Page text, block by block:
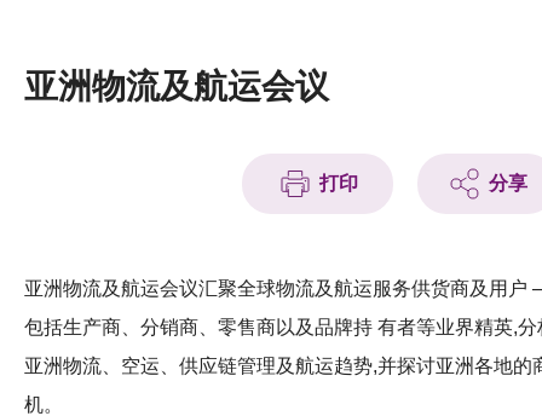
科技分享
会籍
亚洲物流及航运会议
打印 分享
亚洲物流及航运会议汇聚全球物流及航运服务供货商及用户
包括生产商、分销商、零售商以及品牌持 有者等业界精英,分
亚洲物流、空运、供应链管理及航运趋势,并探讨亚洲各地的
机。